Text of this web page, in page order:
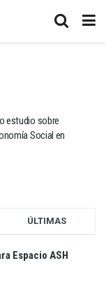
estudio sobre
Social en
ÚLTIMAS
Espacio ASH